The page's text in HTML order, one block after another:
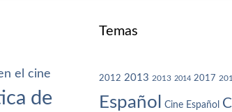
el cine
de
Temas
2012 2013 2013 2014 2017
Español
Cine Español